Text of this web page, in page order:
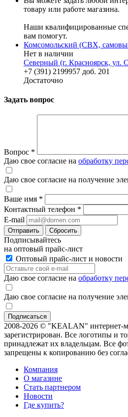
товару или работе магазина.
Наши квалифицированные
вам помогут.
Комсомольский (СВХ,
Нет в наличии
Северный (г. Красноярск, ул.
+7 (391) 2199957 доб. 201
Достаточно
Задать вопрос
Вопрос *
Даю свое согласие на обработку
Даю свое согласие на получение
Ваше имя *
Контактный телефон *
E-mail
Отправить Сбросить
Подписывайтесь
на оптовый прайс-лист
Оптовый прайс-лист и новости
Даю свое согласие на обработку
Даю свое согласие на получение
2008-2026 © "KEALAN" интернет-
зарегистрирован. Все логотипы и
принадлежат их владельцам. Все
запрещены к копированию без
Компания
О магазине
Стать партнером
Новости
Где купить?